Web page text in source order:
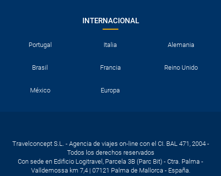
INTERNACIONAL
Portugal Italia Alemania
Brasil Francia Reino Unido
México Europa
Travelconcept S.L. - Agencia de viajes on-line con el CI. BAL 471, 2004 -
Todos los derechos reservados
Con sede en Edificio Logitravel, Parcela 3B (Parc Bit) - Ctra. Palma -
Valldemossa km 7,4 | 07121 Palma de Mallorca - España.